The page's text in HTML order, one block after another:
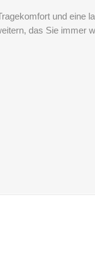
und eine
das Sie immer